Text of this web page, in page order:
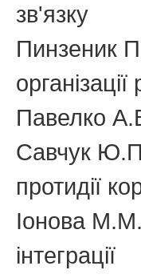
зв'язку
Пинзеник
Павелко
Савчук Ю.П.
протидії
Іонова М.М.
інтеграції